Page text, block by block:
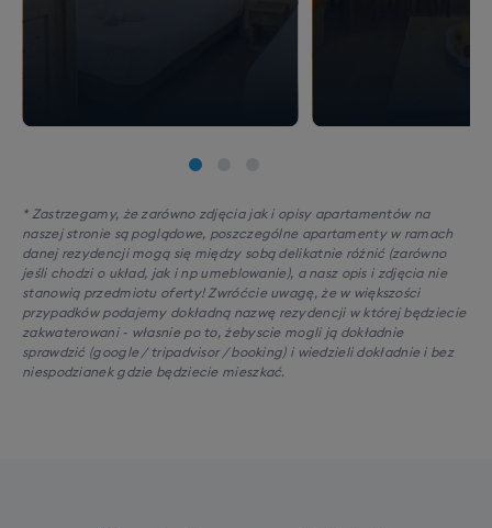
* Zastrzegamy, że zarówno zdjęcia jak i opisy apartamentów na
naszej stronie są poglądowe, poszczególne apartamenty w ramach
danej rezydencji mogą się między sobą delikatnie różnić (zarówno
jeśli chodzi o układ, jak i np umeblowanie), a nasz opis i zdjęcia nie
stanowią przedmiotu oferty! Zwróćcie uwagę, że w większości
przypadków podajemy dokładną nazwę rezydencji w której będziecie
zakwaterowani - własnie po to, żebyscie mogli ją dokładnie
sprawdzić (google / tripadvisor / booking) i wiedzieli dokładnie i bez
niespodzianek gdzie będziecie mieszkać.